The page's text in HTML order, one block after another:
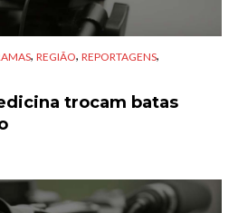
, REGIÃO, REPORTAGENS,
trocam batas